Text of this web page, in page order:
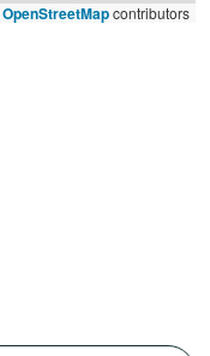
OpenStreetMapcontributors